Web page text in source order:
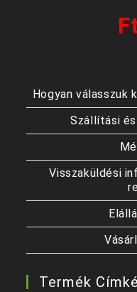
Hogyan
Szállítási
Visszaküldési
Termék